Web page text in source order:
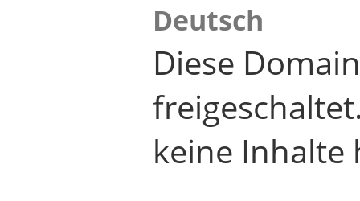
Deutsch
Diese
keine Inhalte